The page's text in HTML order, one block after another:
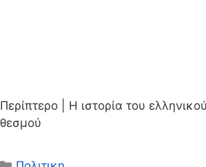
Περίπτερο | Η ιστορία του
θεσμού
Κατηγορίες